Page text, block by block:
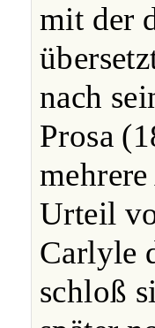
mit der
nach
Prosa
Urteil
Carlyle
schloß